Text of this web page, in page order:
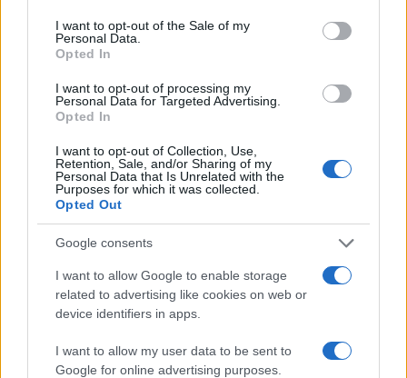
consent section.
I want to opt-out of the Sale of my
Personal Data.
Opted In
I want to opt-out of processing my
Personal Data for Targeted Advertising.
Opted In
I want to opt-out of Collection, Use,
Retention, Sale, and/or Sharing of my
Personal Data that Is Unrelated with the
Purposes for which it was collected.
Opted Out
Google consents
I want to allow Google to enable storage
related to advertising like cookies on web or
device identifiers in apps.
I want to allow my user data to be sent to
Google for online advertising purposes.